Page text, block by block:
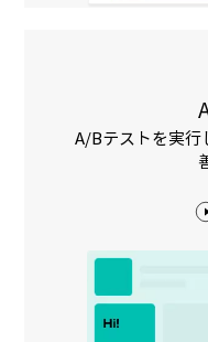
A/Bテストを実